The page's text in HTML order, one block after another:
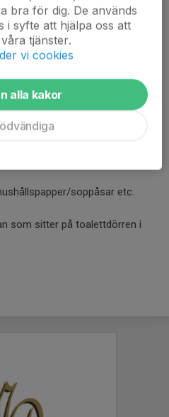
(VID BEHOV)
KYLSKÅPET
uppsatta på anslagstavlan i
TOALETTEN. SOPCONTAINER
soppåsar etc.
som sitter på toalettdörren i
bra för dig. De används
i syfte att hjälpa oss att
tjänster.
vi cookies
alla kakor